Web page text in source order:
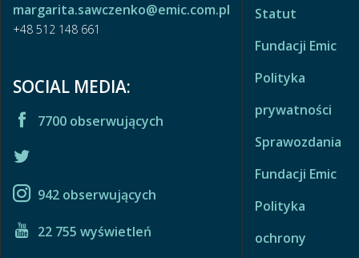
margarita.sawczenko@emic.com.pl
+48 512 148 661
SOCIAL MEDIA:
7700 obserwujących
942 obserwujących
22 755 wyświetleń
Statut
Fundacji Emic
Polityka
prywatności
Sprawozdania
Fundacji Emic
Polityka
ochrony